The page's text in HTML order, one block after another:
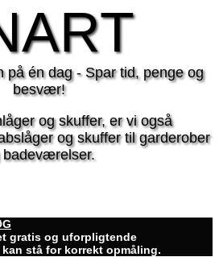
på én dag - Spar tid, penge og
besvær!
og skuffer, er vi også
og skuffer til garderober
badeværelser.
gratis og uforpligtende
stå for korrekt opmåling.